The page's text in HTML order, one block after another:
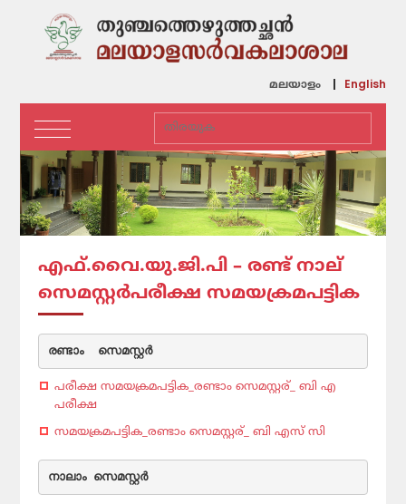
മലയാളം English
എഫ്.വൈ.യു.ജി.പി – രണ്ട് നാല്
സെമസ്റ്റര്‍പരീക്ഷ സമയക്രമപട്ടിക
രണ്ടാം  സെമസ്റ്റര്‍
പരീക്ഷ സമയക്രമപട്ടിക_രണ്ടാം സെമസ്റ്റര്_ ബി എ
പരീക്ഷ
സമയക്രമപട്ടിക_രണ്ടാം സെമസ്റ്റര്_ ബി എസ് സി
നാലാം സെമസ്റ്റര്‍